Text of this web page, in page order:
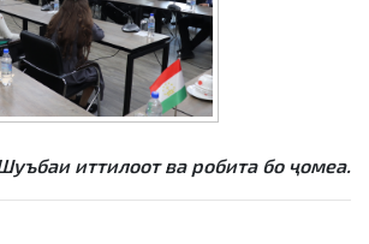
иттилоот ва робита бо ҷомеа.